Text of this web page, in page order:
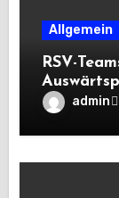
Allgemein
RSV-
admin